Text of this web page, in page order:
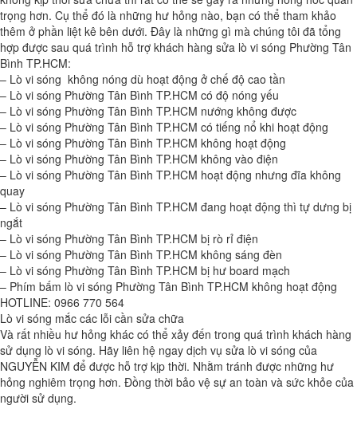
trọng hơn. Cụ thể đó là những hư hỏng nào, bạn có thể tham khảo
thêm ở phần liệt kê bên dưới. Đây là những gì mà chúng tôi đã tổng
hợp được sau quá trình hỗ trợ khách hàng sửa lò vi sóng Phường Tân
Bình TP.HCM:
– Lò vi sóng không nóng dù hoạt động ở chế độ cao tần
– Lò vi sóng Phường Tân Bình TP.HCM có độ nóng yếu
– Lò vi sóng Phường Tân Bình TP.HCM nướng không được
– Lò vi sóng Phường Tân Bình TP.HCM có tiếng nổ khi hoạt động
– Lò vi sóng Phường Tân Bình TP.HCM không hoạt động
– Lò vi sóng Phường Tân Bình TP.HCM không vào điện
– Lò vi sóng Phường Tân Bình TP.HCM hoạt động nhưng đĩa không
quay
– Lò vi sóng Phường Tân Bình TP.HCM đang hoạt động thì tự dưng bị
ngắt
– Lò vi sóng Phường Tân Bình TP.HCM bị rò rỉ điện
– Lò vi sóng Phường Tân Bình TP.HCM không sáng đèn
– Lò vi sóng Phường Tân Bình TP.HCM bị hư board mạch
– Phím bấm lò vi sóng Phường Tân Bình TP.HCM không hoạt động
HOTLINE: 0966 770 564
Lò vi sóng mắc các lỗi cần sửa chữa
Và rất nhiều hư hỏng khác có thể xảy đến trong quá trình khách hàng
sử dụng lò vi sóng. Hãy liên hệ ngay dịch vụ sửa lò vi sóng của
NGUYỄN KIM để được hỗ trợ kịp thời. Nhằm tránh được những hư
hỏng nghiêm trọng hơn. Đồng thời bảo vệ sự an toàn và sức khỏe của
người sử dụng.